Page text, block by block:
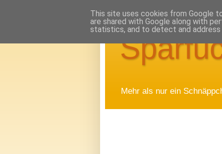
Mehr als nur ein
This site uses cookies from Google
are shared with Google along with
statistics, and to detect and address